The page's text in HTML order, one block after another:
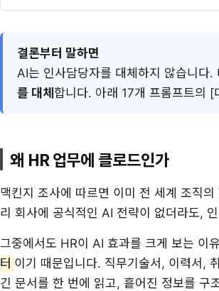
결론부터 말하면
AI는 인사담당자를 대체하지 않습니다.
를 대체 합니다. 아래 17개 프롬프트의
왜 HR 업무에 클로드인가
맥킨지 조사에 따르면 이미 전 세계 조직
리 회사에 공식적인 AI 전략이 없더라도,
그중에서도 HR이 AI 효과를 크게 보는 이
터 이기 때문입니다. 직무기술서, 이력서,
긴 문서를 한 번에 읽고, 흩어진 정보를 구